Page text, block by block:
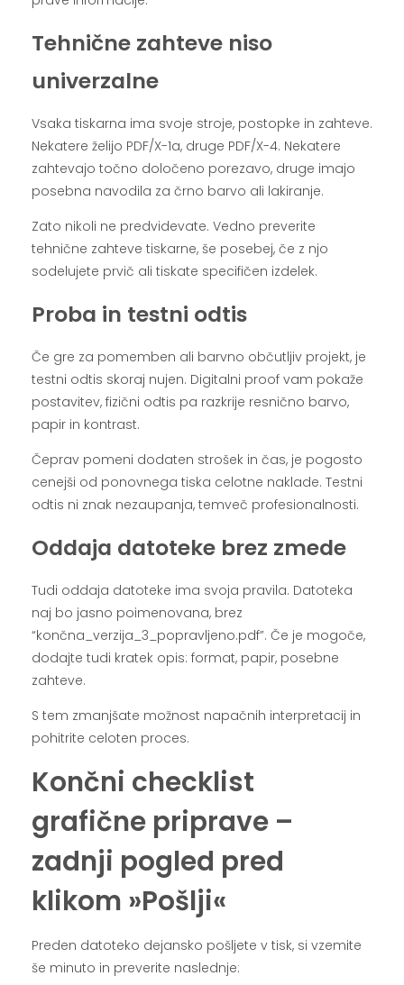
Tehnične zahteve niso
univerzalne
Vsaka tiskarna ima svoje stroje, postopke in zahteve.
Nekatere želijo PDF/X-1a, druge PDF/X-4. Nekatere
zahtevajo točno določeno porezavo, druge imajo
posebna navodila za črno barvo ali lakiranje.
Zato nikoli ne predvidevate. Vedno preverite
tehnične zahteve tiskarne, še posebej, če z njo
sodelujete prvič ali tiskate specifičen izdelek.
Proba in testni odtis
Če gre za pomemben ali barvno občutljiv projekt, je
testni odtis skoraj nujen. Digitalni proof vam pokaže
postavitev, fizični odtis pa razkrije resnično barvo,
papir in kontrast.
Čeprav pomeni dodaten strošek in čas, je pogosto
cenejši od ponovnega tiska celotne naklade. Testni
odtis ni znak nezaupanja, temveč profesionalnosti.
Oddaja datoteke brez zmede
Tudi oddaja datoteke ima svoja pravila. Datoteka
naj bo jasno poimenovana, brez
“končna_verzija_3_popravljeno.pdf”. Če je mogoče,
dodajte tudi kratek opis: format, papir, posebne
zahteve.
S tem zmanjšate možnost napačnih interpretacij in
pohitrite celoten proces.
Končni checklist
grafične priprave –
zadnji pogled pred
klikom »Pošlji«
Preden datoteko dejansko pošljete v tisk, si vzemite
še minuto in preverite naslednje: